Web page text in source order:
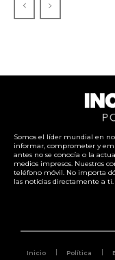
Somos el líder mundial en
informar, comprometer y
antes no se conocía o la
medios impresos. Nuestros
teléfono móvil. No importa
las noticias directamente a ti.
Inicio Política